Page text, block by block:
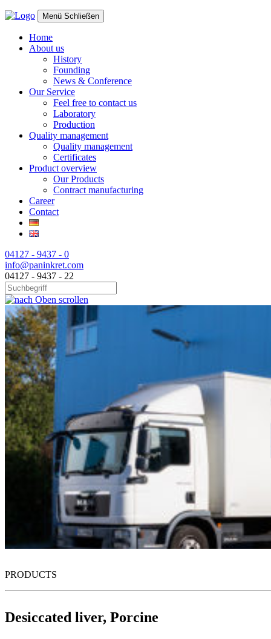
Menü Schließen
Home
About us
History
Founding
News & Conference
Our Service
Feel free to contact us
Laboratory
Production
Quality management
Quality management
Certificates
Product overview
Our Products
Contract manufacturing
Career
Contact
04127 - 9437 - 0
info@paninkret.com
04127 - 9437 - 22
PRODUCTS
Desiccated liver, Porcine